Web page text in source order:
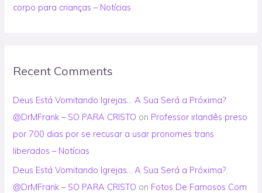
corpo para crianças – Notícias
Recent Comments
Deus Está Vomitando Igrejas… A Sua Será a Próxima?
@DrMFrank – SO PARA CRISTO on Professor irlandês preso
por 700 dias por se recusar a usar pronomes trans
liberados – Notícias
Deus Está Vomitando Igrejas… A Sua Será a Próxima?
@DrMFrank – SO PARA CRISTO on Fotos De Famosos Com